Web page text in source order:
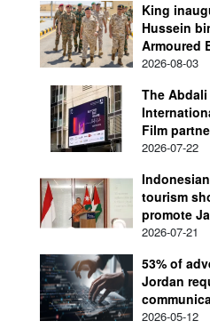
King
Hussein
Armoured
2026-08-03
The Abdali
Film
2026-07-22
tourism
promote
2026-07-21
53% of
Jordan
2026-05-12